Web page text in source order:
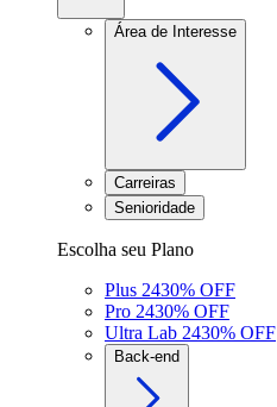
Área de Interesse
Carreiras
Senioridade
Escolha seu Plano
Plus 2430% OFF
Pro 2430% OFF
Ultra Lab 2430% OFF
Back-end